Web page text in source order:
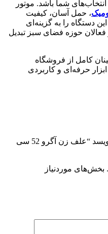
انتخاب‌های شما باشد. موتور
، حمل آسان، کیفیت
دستگاه را به گزینه‌ای
حوزه فضای سبز تبدیل
کامل از فروشگاه
حرفه‌ای و کاربردی
اولین کسی باشید که دیدگاهی می نویسد “علف زن آگرو 52 سی
بخش‌های موردنیاز